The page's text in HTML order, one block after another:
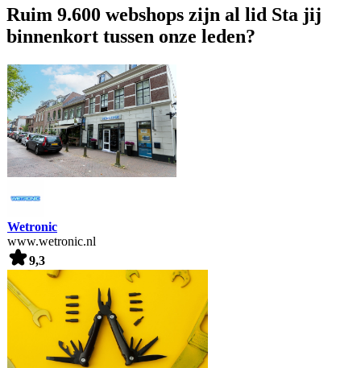
Ruim 9.600 webshops zijn al lid Sta jij
binnenkort tussen onze leden?
Wetronic
www.wetronic.nl
9,3